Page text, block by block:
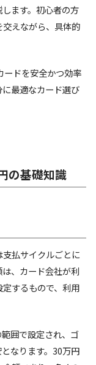
ます。初心者の方
えながら、具体的
ードを安全かつ効率
最適なカード選び
の基礎知識
払サイクルごとに
、カード会社が利
するもので、利用
囲で設定され、ゴ
なります。30万円